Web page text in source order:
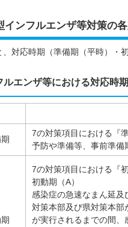
インフルエンザ等対策の
対応時期（準備期（平時）・
ルエンザ等における対応時期
7の対策項目における『
予防や準備等、事前準備
7の対策項目における『
初動期（A）
感染症の急速なまん延
対策本部及び県対策本
が実行されるまでの間、